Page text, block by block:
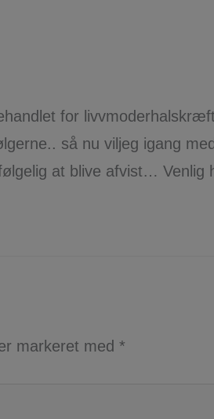
for
så nu viljeg igang
at blive afvist… Venlig
markeret med *